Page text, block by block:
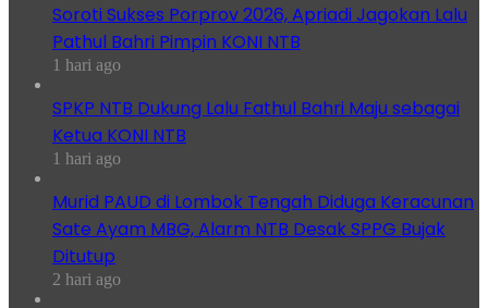
Soroti Sukses Porprov 2026, Apriadi Jagokan Lalu
Pathul Bahri Pimpin KONI NTB
1 hari ago
SPKP NTB Dukung Lalu Fathul Bahri Maju sebagai
Ketua KONI NTB
1 hari ago
Murid PAUD di Lombok Tengah Diduga Keracunan
Sate Ayam MBG, Alarm NTB Desak SPPG Bujak
Ditutup
2 hari ago